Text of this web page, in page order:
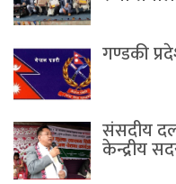
गण्डकी
संसदीय
केन्द्रीय